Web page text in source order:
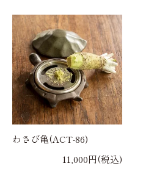
わさび亀(ACT-86)
11,000円(税込)